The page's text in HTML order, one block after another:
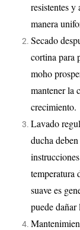
resistentes y
manera
Secado
cortina para
moho
mantener la
crecimiento.
Lavado
ducha
temperatura
suave es
puede dañar